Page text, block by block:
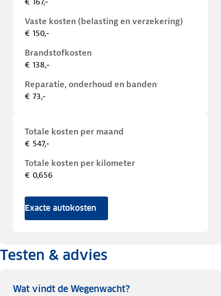
Vaste kosten (belasting en verzekering)
€ 150,-
Brandstofkosten
€ 138,-
Reparatie, onderhoud en banden
€ 73,-
Totale kosten per maand
€ 547,-
Totale kosten per kilometer
€ 0,656
Exacte autokosten
Testen & advies
Wat vindt de Wegenwacht?